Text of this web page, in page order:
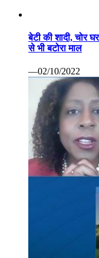
बेटी की शादी, चोर
से भी बटोरा माल
—02/10/2022